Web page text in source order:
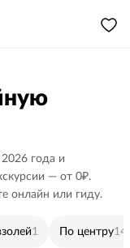
года и
— от 0₽.
онлайн или гиду.
1 По центру14